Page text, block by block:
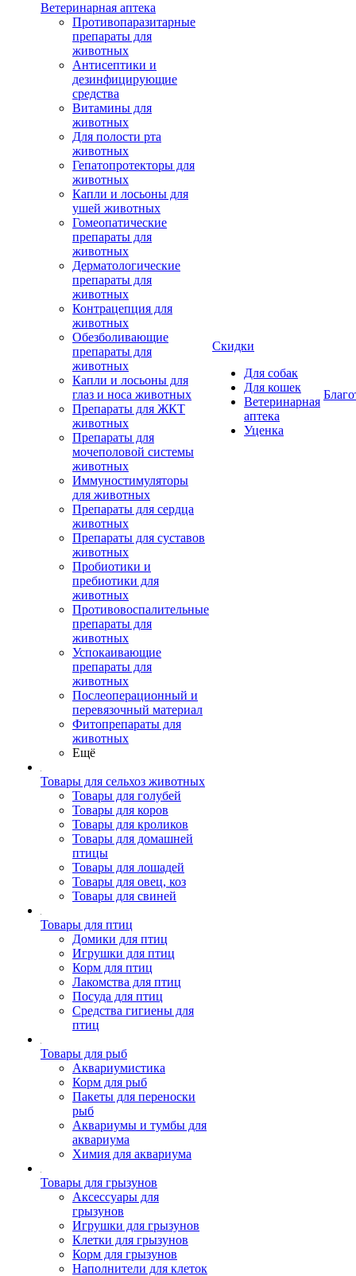
Ветеринарная аптека
Противопаразитарные
препараты для
животных
Антисептики и
дезинфицирующие
средства
Витамины для
животных
Для полости рта
животных
Гепатопротекторы для
животных
Капли и лосьоны для
ушей животных
Гомеопатические
препараты для
животных
Дерматологические
препараты для
животных
Контрацепция для
животных
Обезболивающие
препараты для
животных
Капли и лосьоны для
глаз и носа животных
Препараты для ЖКТ
животных
Препараты для
мочеполовой системы
животных
Иммуностимуляторы
для животных
Препараты для сердца
животных
Препараты для суставов
животных
Пробиотики и
пребиотики для
животных
Противовоспалительные
препараты для
животных
Успокаивающие
препараты для
животных
Послеоперационный и
перевязочный материал
Фитопрепараты для
животных
Ещё
Товары для сельхоз животных
Товары для голубей
Товары для коров
Товары для кроликов
Товары для домашней
птицы
Товары для лошадей
Товары для овец, коз
Товары для свиней
Товары для птиц
Домики для птиц
Игрушки для птиц
Корм для птиц
Лакомства для птиц
Посуда для птиц
Средства гигиены для
птиц
Товары для рыб
Аквариумистика
Корм для рыб
Пакеты для переноски
рыб
Аквариумы и тумбы для
аквариума
Химия для аквариума
Товары для грызунов
Аксессуары для
грызунов
Игрушки для грызунов
Клетки для грызунов
Корм для грызунов
Наполнители для клеток
Скидки
Для собак
Для кошек
Ветеринарная
аптека
Уценка